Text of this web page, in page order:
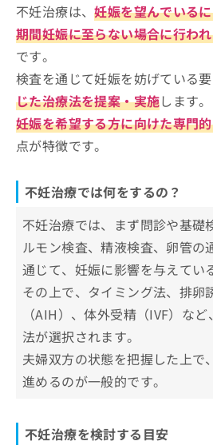
不妊治療ができるクリニ
クする4つのポイント
や検査なども解説
沖縄県で評判の不妊治療
クリニック5選
ウィメンズクリニック糸数
ゆいクリニック
宮良クリニック
【不妊治療の基礎知識】こ
治療を検討しよう！
不妊治療の主なステップと
不妊治療でよく行われる検
不妊治療についてのよくあ
不妊治療は、妊娠を望んでいる
期間妊娠に至らない場合に行わ
です。
検査を通じて妊娠を妨げている要
じた治療法を提案・実施します。
妊娠を希望する方に向けた専門
点が特徴です。
不妊治療では何をするの？
不妊治療では、まず問診や基礎
ルモン検査、精液検査、卵管の
通じて、妊娠に影響を与えてい
その上で、タイミング法、排卵
（AIH）、体外受精（IVF）な
法が選択されます。
夫婦双方の状態を把握した上で
進めるのが一般的です。
不妊治療を検討する目安
ち
ら
掲
載
情
報
の
修
正
こ
ら
そ
の
他
問
い
合
わ
こ
料
情
報
拡
充
の
お
申
し
込
は
ち
ら